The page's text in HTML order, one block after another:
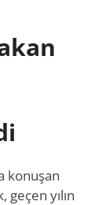
konuşan
yılın